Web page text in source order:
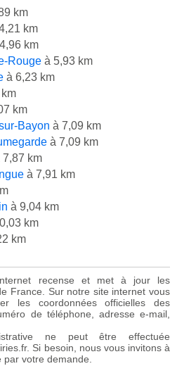
km
km
km
Rouge à 5,93 km
à 6,23 km
km
Bayon à 7,09 km
à 7,09 km
7,87 km
à 7,91 km
à 9,04 km
km
km
recense et met à jour les
France. Sur notre site internet vous
les coordonnées officielles des
de téléphone, adresse e-mail,
ne peut être effectuée
Si besoin, nous vous invitons à
votre demande.